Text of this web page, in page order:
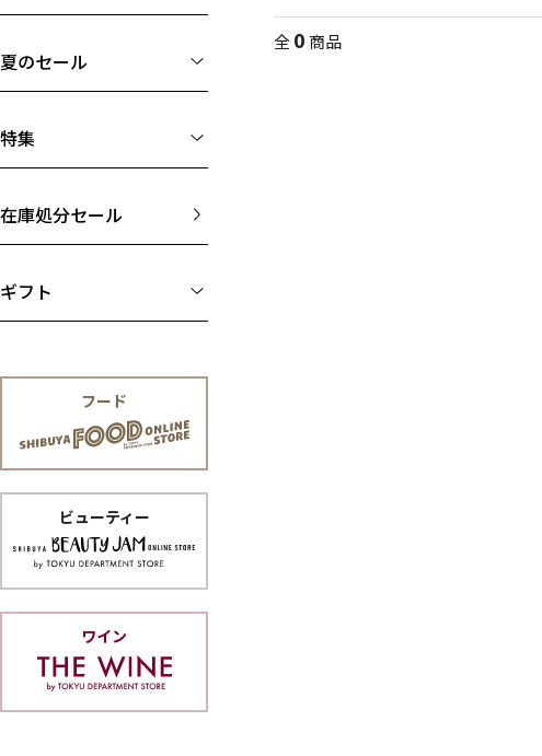
夏のセール
特集
在庫処分セール
ギフト
フード
ビューティー
ワイン
全0 商品